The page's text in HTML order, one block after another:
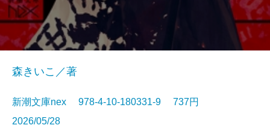
森きいこ／著
新潮文庫nex 978-4-10-180331-9 737円
2026/05/28